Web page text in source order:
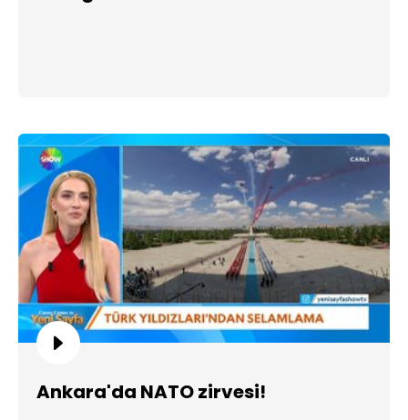
Ankara'da NATO zirvesi!